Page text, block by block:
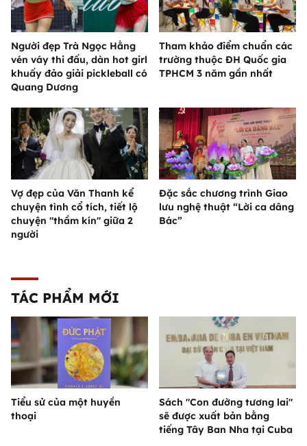
Người đẹp Trà Ngọc Hằng
vén váy thi đấu, dàn hot girl
khuấy đảo giải pickleball có
Quang Dương
Tham khảo điểm chuẩn các
trường thuộc ĐH Quốc gia
TPHCM 3 năm gần nhất
Vợ đẹp của Văn Thanh kể
chuyện tình cổ tích, tiết lộ
chuyện "thầm kín" giữa 2
người
Đặc sắc chương trình Giao
lưu nghệ thuật “Lời ca dâng
Bác”
TÁC PHẨM MỚI
Tiểu sử của một huyền
thoại
Sách "Con đường tương lai"
sẽ được xuất bản bằng
tiếng Tây Ban Nha tại Cuba